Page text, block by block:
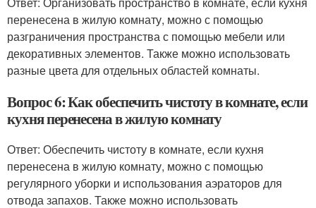
перенесена в жилую комнату, можно с помощью
разграничения пространства с помощью мебели или
декоративных элементов. Также можно использовать
разные цвета для отдельных областей комнаты.
Вопрос 6: Как обеспечить чистоту в комнате, если
кухня перенесена в жилую комнату
Ответ: Обеспечить чистоту в комнате, если кухня
перенесена в жилую комнату, можно с помощью
регулярного уборки и использования аэраторов для
отвода запахов. Также можно использовать